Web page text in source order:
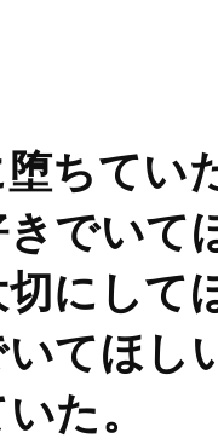
ちてい
でいて
にして
てほし
た。